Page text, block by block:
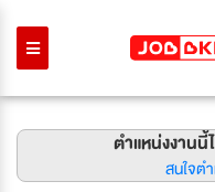
ตำแหน่งงาน
สนใจต